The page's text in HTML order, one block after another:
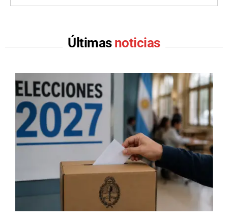
Últimas noticias